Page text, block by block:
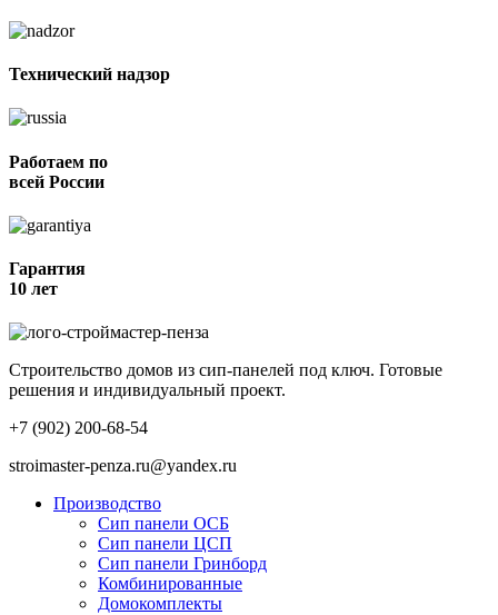
Технический надзор
Работаем по
всей России
Гарантия
10 лет
Строительство домов из сип-панелей под ключ. Готовые
решения и индивидуальный проект.
+7 (902) 200-68-54
stroimaster-penza.ru@yandex.ru
Производство
Сип панели ОСБ
Сип панели ЦСП
Сип панели Гринборд
Комбинированные
Домокомплекты